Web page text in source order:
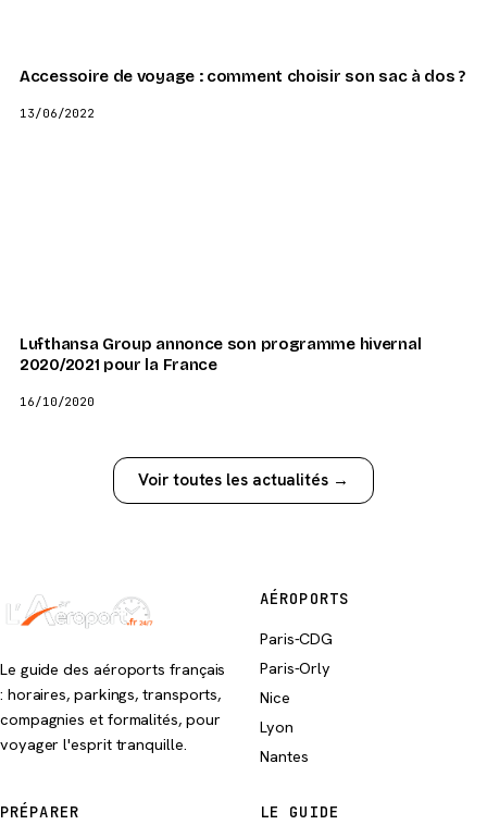
Accessoire de voyage : comment choisir son sac à dos ?
13/06/2022
Lufthansa Group annonce son programme hivernal
2020/2021 pour la France
16/10/2020
Voir toutes les actualités →
Le guide des aéroports français
: horaires, parkings, transports,
compagnies et formalités, pour
voyager l'esprit tranquille.
AÉROPORTS
Paris-CDG
Paris-Orly
Nice
Lyon
Nantes
PRÉPARER LE GUIDE